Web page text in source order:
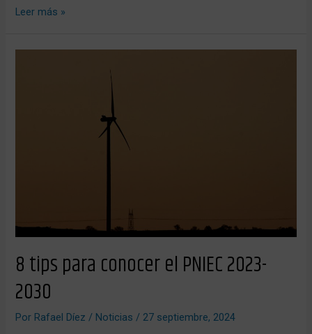
Leer más »
8 tips para conocer el PNIEC 2023-
2030
Por Rafael Díez/ Noticias / 27 septiembre, 2024